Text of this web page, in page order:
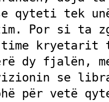
qyteti tek
Por si ta
time kryetarit
dy fjalën,
se
për vetë